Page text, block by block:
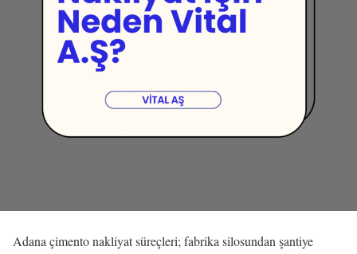
Adana çimento nakliyat süreçleri; fabrika silosundan şantiye